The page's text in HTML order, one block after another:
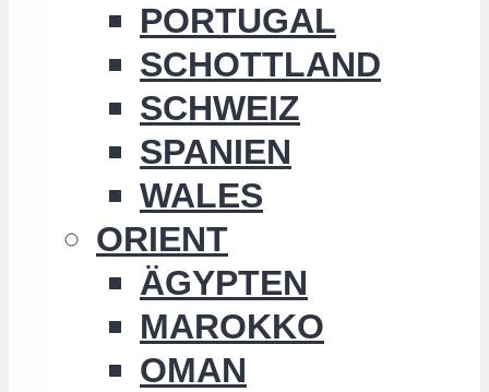
PORTUGAL
SCHOTTLAND
SCHWEIZ
SPANIEN
WALES
ORIENT
ÄGYPTEN
MAROKKO
OMAN